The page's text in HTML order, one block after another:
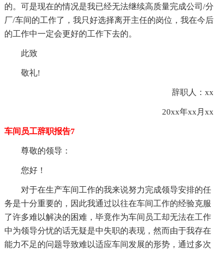
的。可是现在的情况是我已经无法继续高质量完成公司/分
厂/车间的工作了，我只好选择离开主任的岗位，我在今后
的工作中一定会更好的工作下去的。
此致
敬礼!
辞职人：xx
20xx年xx月xx
车间员工辞职报告7
尊敬的领导：
您好！
对于在生产车间工作的我来说努力完成领导安排的任
务是十分重要的，因此我通过以往在车间工作的经验克服
了许多难以解决的困难，毕竟作为车间员工却无法在工作
中为领导分忧的话无疑是中失职的表现，然而由于我存在
能力不足的问题导致难以适应车间发展的形势，通过多次